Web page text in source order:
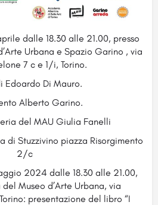
dalle 18.30 alle 21.00, presso
Urbana e Spazio Garino , via
7 c e 1/i, Torino.
Edoardo Di Mauro.
Alberto Garino.
del MAU Giulia Fanelli
di Stuzzivino piazza Risorgimento
2/c
2024 dalle 18.30 alle 21.00,
Museo d’Arte Urbana, via
presentazione del libro “I